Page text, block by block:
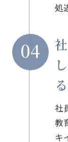
処
04
社
教
キ